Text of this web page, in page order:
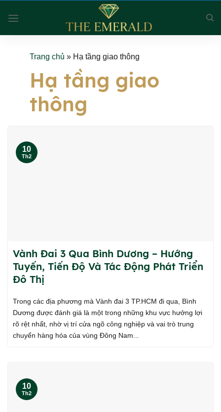
content
Trang chủ » Hạ tầng giao thông
Hạ tầng giao
thông
Vành Đai 3 Qua Bình Dương – Hướng
Tuyến, Tiến Độ Và Tác Động Phát Triển
Đô Thị
Trong các địa phương mà Vành đai 3 TP.HCM đi qua, Bình
Dương được đánh giá là một trong những khu vực hưởng lợi
rõ rệt nhất, nhờ vị trí cửa ngõ công nghiệp và vai trò trung
chuyển hàng hóa của vùng Đông Nam...
10
Th2
10
Th2